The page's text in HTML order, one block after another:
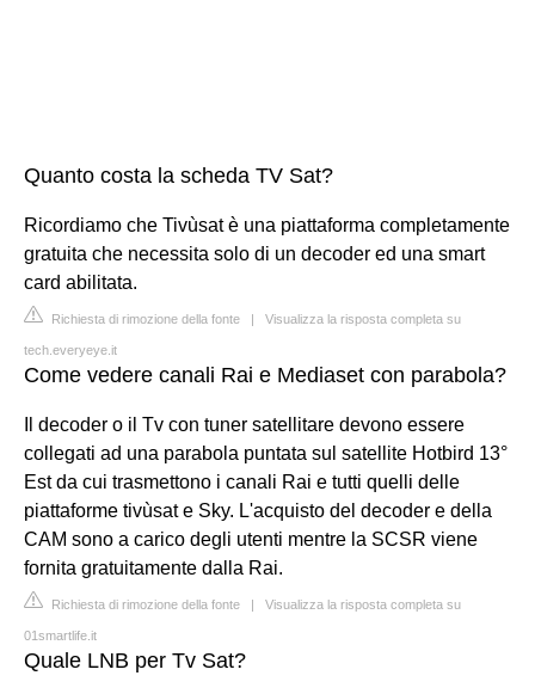
Quanto costa la scheda TV Sat?
Ricordiamo che Tivùsat è una piattaforma completamente
gratuita che necessita solo di un decoder ed una smart
card abilitata.
Richiesta di rimozione della fonte | Visualizza la risposta completa su
tech.everyeye.it
Come vedere canali Rai e Mediaset con parabola?
Il decoder o il Tv con tuner satellitare devono essere
collegati ad una parabola puntata sul satellite Hotbird 13°
Est da cui trasmettono i canali Rai e tutti quelli delle
piattaforme tivùsat e Sky. L'acquisto del decoder e della
CAM sono a carico degli utenti mentre la SCSR viene
fornita gratuitamente dalla Rai.
Richiesta di rimozione della fonte | Visualizza la risposta completa su
01smartlife.it
Quale LNB per Tv Sat?